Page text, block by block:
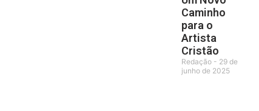
Caminho
para o
Artista
Cristão
Redação
29 de
junho de 2025